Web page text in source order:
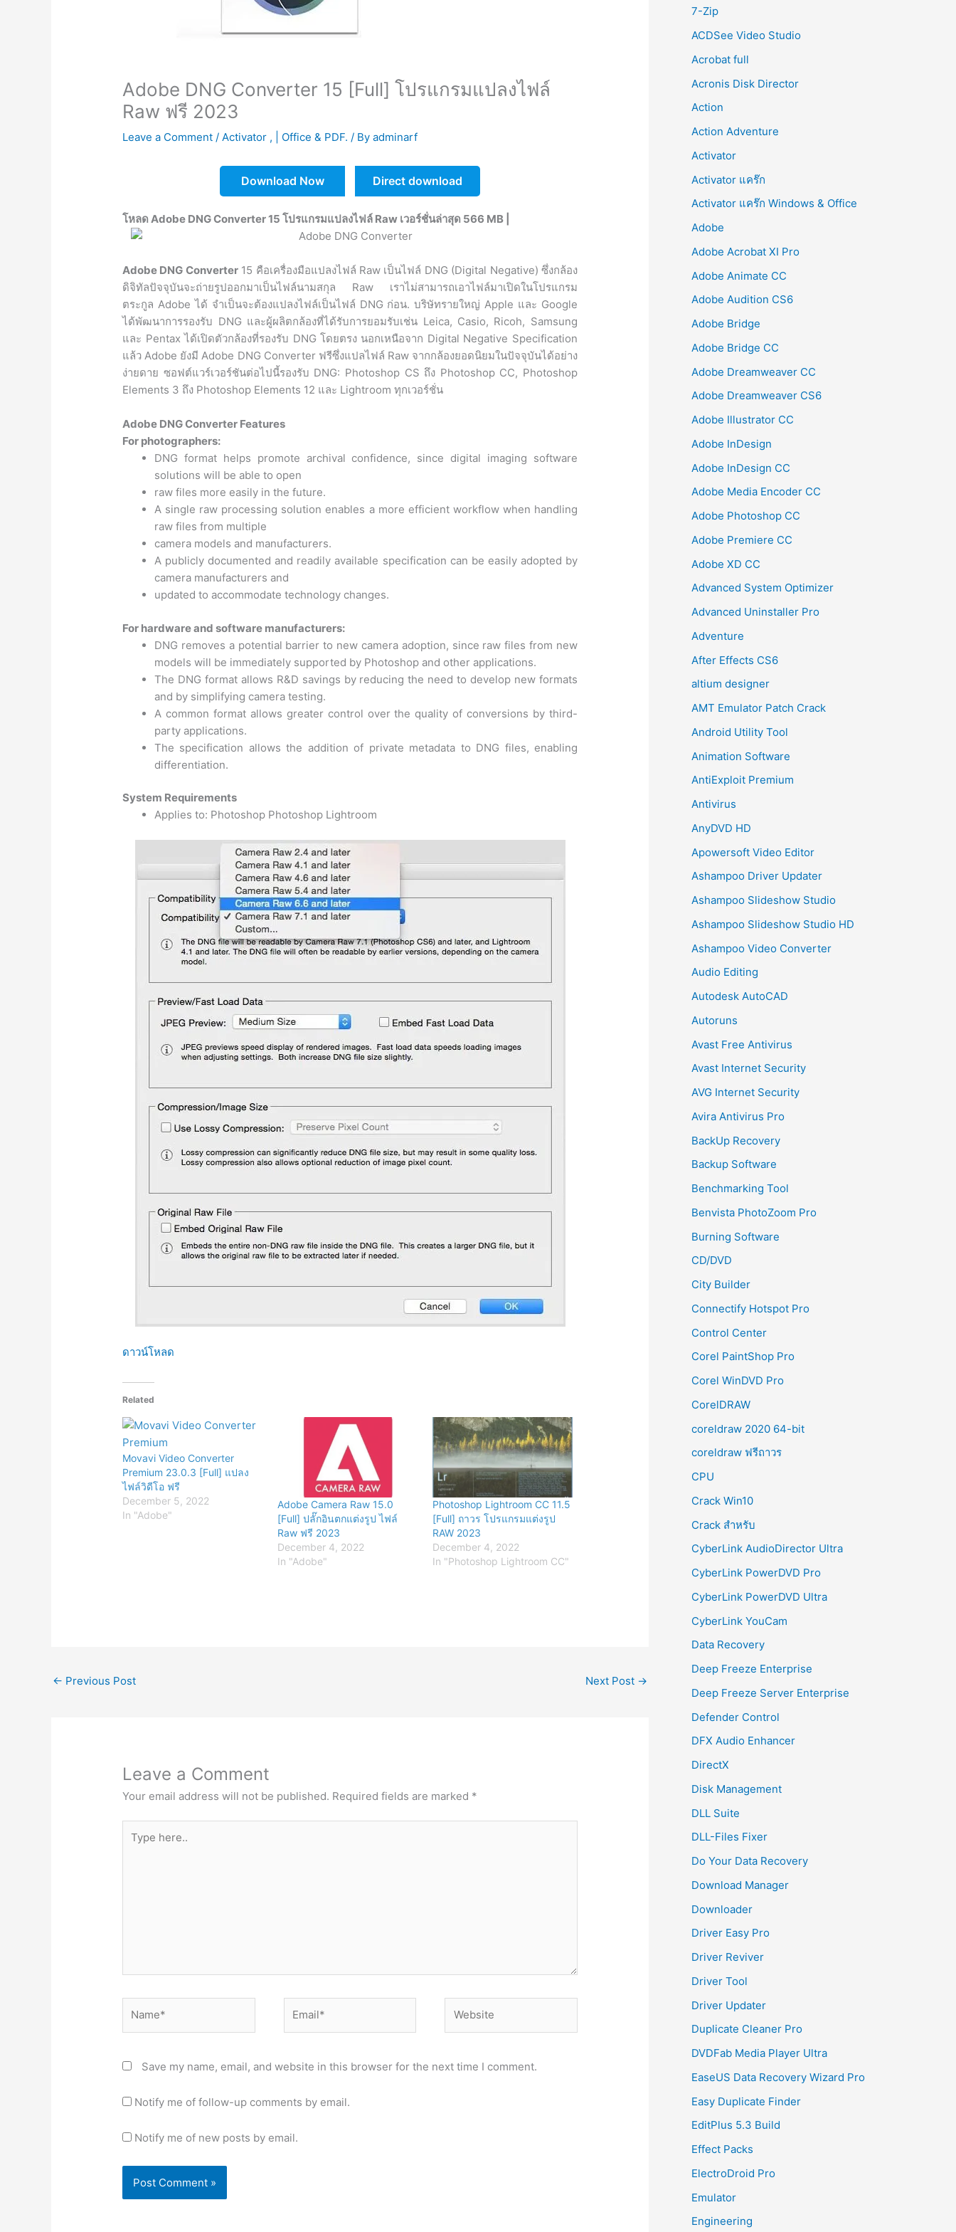
Adobe DNG Converter 15 [Full] โปรแกรมแปลงไฟล์
Raw ฟรี 2023
Leave a Comment /Activator , | Office & PDF. / Byadminarf
Download Now Direct download
โหลด Adobe DNG Converter 15 โปรแกรมแปลงไฟล์ Raw เวอร์ชั่นล่าสุด 566 MB |
Adobe DNG Converter15 คือเครื่องมือแปลงไฟล์ Raw เป็นไฟล์ DNG (Digital Negative) ซึ่งกล้อง
ดิจิทัลปัจจุบันจะถ่ายรูปออกมาเป็นไฟล์นามสกุล Raw เราไม่สามารถเอาไฟล์มาเปิดในโปรแกรม
ตระกูล Adobe ได้ จำเป็นจะต้องแปลงไฟล์เป็นไฟล์ DNG ก่อน. บริษัทรายใหญ่ Apple และ Google
ได้พัฒนาการรองรับ DNG และผู้ผลิตกล้องที่ได้รับการยอมรับเช่น Leica, Casio, Ricoh, Samsung
และ Pentax ได้เปิดตัวกล้องที่รองรับ DNG โดยตรง นอกเหนือจาก Digital Negative Specification
แล้ว Adobe ยังมี Adobe DNG Converter ฟรีซึ่งแปลไฟล์ Raw จากกล้องยอดนิยมในปัจจุบันได้อย่าง
ง่ายดาย ซอฟต์แวร์เวอร์ชันต่อไปนี้รองรับ DNG: Photoshop CS ถึง Photoshop CC, Photoshop
Elements 3 ถึง Photoshop Elements 12 และ Lightroom ทุกเวอร์ชั่น
Adobe DNG Converter Features
For photographers:
DNG format helps promote archival confidence, since digital imaging software
solutions will be able to open
raw files more easily in the future.
A single raw processing solution enables a more efficient workflow when handling
raw files from multiple
camera models and manufacturers.
A publicly documented and readily available specification can be easily adopted by
camera manufacturers and
updated to accommodate technology changes.
For hardware and software manufacturers:
DNG removes a potential barrier to new camera adoption, since raw files from new
models will be immediately supported by Photoshop and other applications.
The DNG format allows R&D savings by reducing the need to develop new formats
and by simplifying camera testing.
A common format allows greater control over the quality of conversions by third-
party applications.
The specification allows the addition of private metadata to DNG files, enabling
differentiation.
System Requirements
Applies to: Photoshop Photoshop Lightroom
ดาวน์โหลด
Related
Movavi Video Converter
Premium 23.0.3 [Full] แปลง
ไฟล์วิดีโอ ฟรี
December 5, 2022
In "Adobe"
Adobe Camera Raw 15.0
[Full] ปลั๊กอินตกแต่งรูป ไฟล์
Raw ฟรี 2023
December 4, 2022
In "Adobe"
Photoshop Lightroom CC 11.5
[Full] ถาวร โปรแกรมแต่งรูป
RAW 2023
December 4, 2022
In "Photoshop Lightroom CC"
← Previous Post Next Post →
Leave a Comment
Your email address will not be published. Required fields are marked *
here..
Save my name, email, and website in this browser for the next time I comment.
Notify me of follow-up comments by email.
Notify me of new posts by email.
r
7-Zip
ACDSee Video Studio
Acrobat full
Acronis Disk Director
Action
Action Adventure
Activator
Activator แคร๊ก
Activator แคร๊ก Windows & Office
Adobe
Adobe Acrobat XI Pro
Adobe Animate CC
Adobe Audition CS6
Adobe Bridge
Adobe Bridge CC
Adobe Dreamweaver CC
Adobe Dreamweaver CS6
Adobe Illustrator CC
Adobe InDesign
Adobe InDesign CC
Adobe Media Encoder CC
Adobe Photoshop CC
Adobe Premiere CC
Adobe XD CC
Advanced System Optimizer
Advanced Uninstaller Pro
Adventure
After Effects CS6
altium designer
AMT Emulator Patch Crack
Android Utility Tool
Animation Software
AntiExploit Premium
Antivirus
AnyDVD HD
Apowersoft Video Editor
Ashampoo Driver Updater
Ashampoo Slideshow Studio
Ashampoo Slideshow Studio HD
Ashampoo Video Converter
Audio Editing
Autodesk AutoCAD
Autoruns
Avast Free Antivirus
Avast Internet Security
AVG Internet Security
Avira Antivirus Pro
BackUp Recovery
Backup Software
Benchmarking Tool
Benvista PhotoZoom Pro
Burning Software
CD/DVD
City Builder
Connectify Hotspot Pro
Control Center
Corel PaintShop Pro
Corel WinDVD Pro
CorelDRAW
coreldraw 2020 64-bit
coreldraw ฟรีถาวร
CPU
Crack Win10
Crack สำหรับ
CyberLink AudioDirector Ultra
CyberLink PowerDVD Pro
CyberLink PowerDVD Ultra
CyberLink YouCam
Data Recovery
Deep Freeze Enterprise
Deep Freeze Server Enterprise
Defender Control
DFX Audio Enhancer
DirectX
Disk Management
DLL Suite
DLL-Files Fixer
Do Your Data Recovery
Download Manager
Downloader
Driver Easy Pro
Driver Reviver
Driver Tool
Driver Updater
Duplicate Cleaner Pro
DVDFab Media Player Ultra
EaseUS Data Recovery Wizard Pro
Easy Duplicate Finder
EditPlus 5.3 Build
Effect Packs
ElectroDroid Pro
Emulator
Engineering